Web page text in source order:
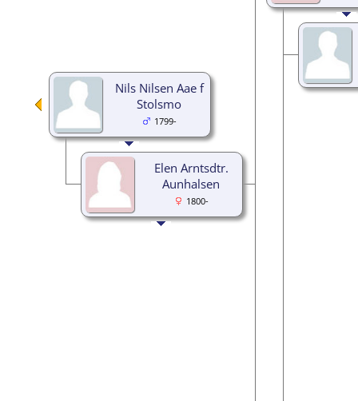
Nils Nilsen Aae f
Stolsmo
1799-
Elen Arntsdtr.
Aunhalsen
1800-